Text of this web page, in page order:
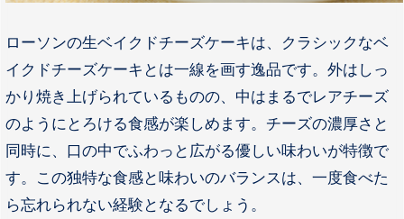
ローソンの生ベイクドチーズケーキは、クラシックなベ
イクドチーズケーキとは一線を画す逸品です。外はしっ
かり焼き上げられているものの、中はまるでレアチーズ
のようにとろける食感が楽しめます。チーズの濃厚さと
同時に、口の中でふわっと広がる優しい味わいが特徴で
す。この独特な食感と味わいのバランスは、一度食べた
ら忘れられない経験となるでしょう。